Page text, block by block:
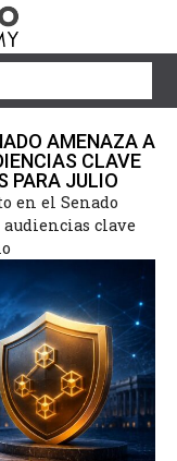
AMENAZA A
CLAVE
PARA JULIO
en el Senado
clave